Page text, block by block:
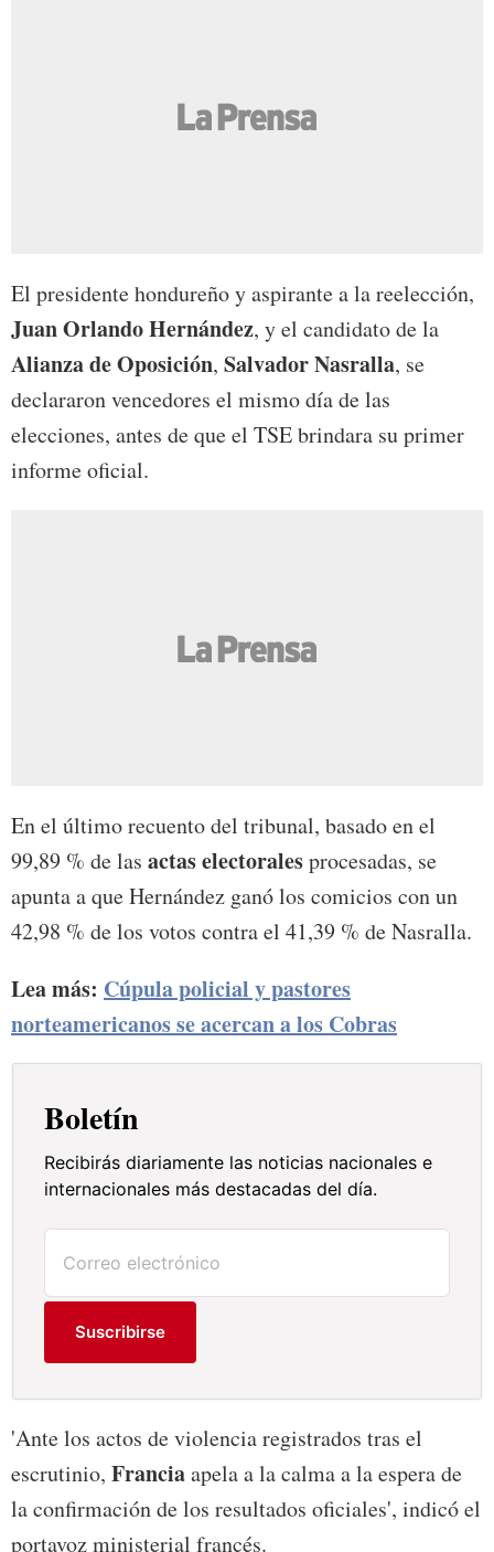
El presidente hondureño y aspirante a la reelección,
Juan Orlando Hernández, y el candidato de la
Alianza de Oposición, Salvador Nasralla, se
declararon vencedores el mismo día de las
elecciones, antes de que el TSE brindara su primer
informe oficial.
En el último recuento del tribunal, basado en el
99,89 % de las actas electoralesprocesadas, se
apunta a que Hernández ganó los comicios con un
42,98 % de los votos contra el 41,39 % de Nasralla.
Lea más: Cúpula policial y pastores
norteamericanos se acercan a los Cobras
Boletín
Recibirás diariamente las noticias nacionales e
internacionales más destacadas del día.
Suscribirse
'Ante los actos de violencia registrados tras el
escrutinio, Franciaapela a la calma a la espera de
la confirmación de los resultados oficiales', indicó el
portavoz ministerial francés.